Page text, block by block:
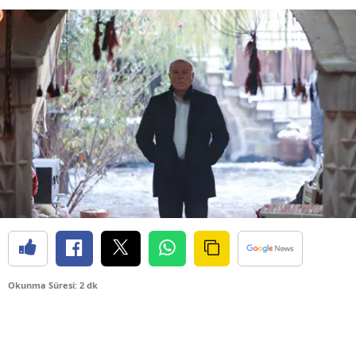
Okunma Süresi: 2 dk